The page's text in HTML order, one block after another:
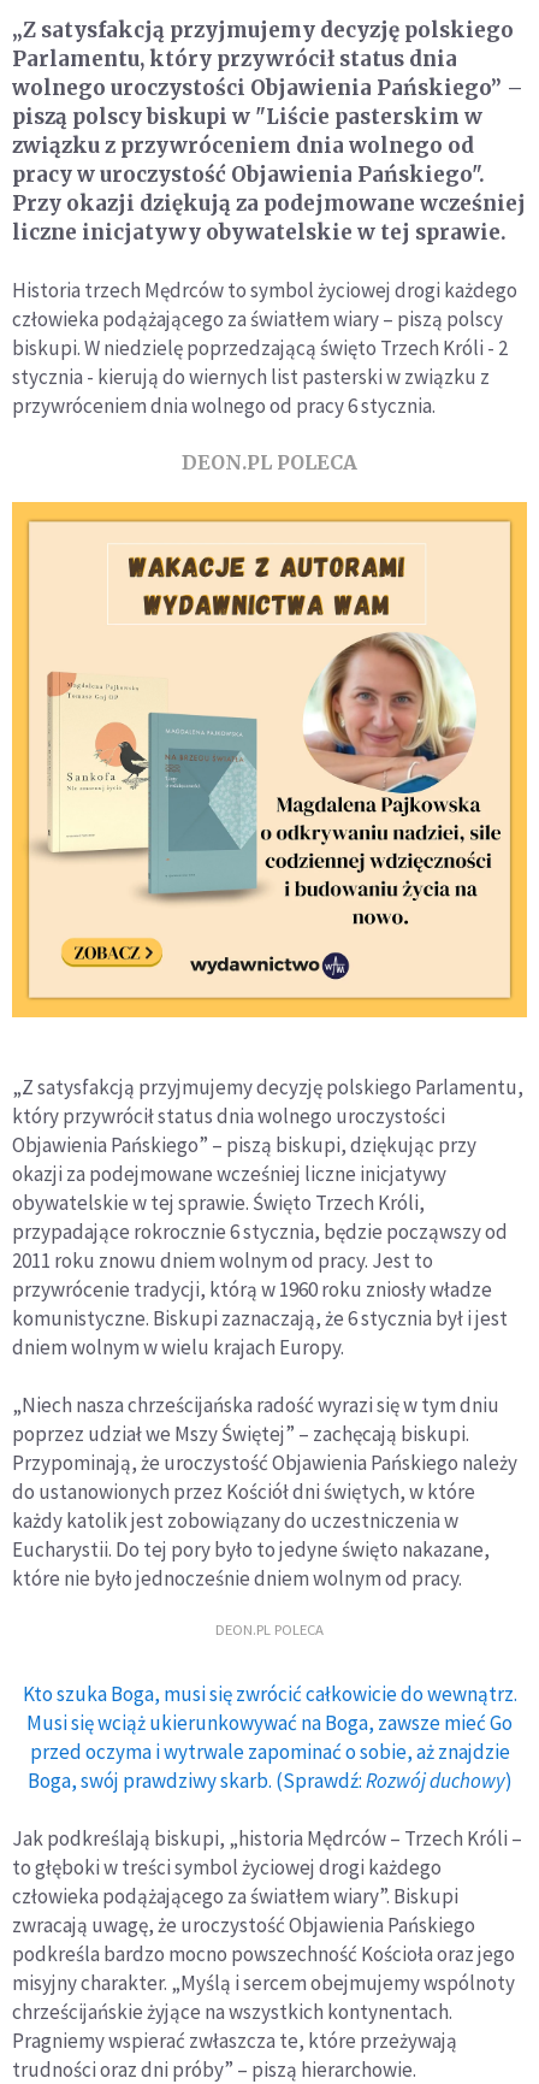
„Z satysfakcją przyjmujemy decyzję polskiego
Parlamentu, który przywrócił status dnia
wolnego uroczystości Objawienia Pańskiego” –
piszą polscy biskupi w "Liście pasterskim w
związku z przywróceniem dnia wolnego od
pracy w uroczystość Objawienia Pańskiego".
Przy okazji dziękują za podejmowane wcześniej
liczne inicjatywy obywatelskie w tej sprawie.
Historia trzech Mędrców to symbol życiowej drogi każdego
człowieka podążającego za światłem wiary – piszą polscy
biskupi. W niedzielę poprzedzającą święto Trzech Króli - 2
stycznia - kierują do wiernych list pasterski w związku z
przywróceniem dnia wolnego od pracy 6 stycznia.
DEON.PL POLECA
„Z satysfakcją przyjmujemy decyzję polskiego Parlamentu,
który przywrócił status dnia wolnego uroczystości
Objawienia Pańskiego” – piszą biskupi, dziękując przy
okazji za podejmowane wcześniej liczne inicjatywy
obywatelskie w tej sprawie. Święto Trzech Króli,
przypadające rokrocznie 6 stycznia, będzie począwszy od
2011 roku znowu dniem wolnym od pracy. Jest to
przywrócenie tradycji, którą w 1960 roku zniosły władze
komunistyczne. Biskupi zaznaczają, że 6 stycznia był i jest
dniem wolnym w wielu krajach Europy.
„Niech nasza chrześcijańska radość wyrazi się w tym dniu
poprzez udział we Mszy Świętej” – zachęcają biskupi.
Przypominają, że uroczystość Objawienia Pańskiego należy
do ustanowionych przez Kościół dni świętych, w które
każdy katolik jest zobowiązany do uczestniczenia w
Eucharystii. Do tej pory było to jedyne święto nakazane,
które nie było jednocześnie dniem wolnym od pracy.
DEON.PL POLECA
Kto szuka Boga, musi się zwrócić całkowicie do wewnątrz.
Musi się wciąż ukierunkowywać na Boga, zawsze mieć Go
przed oczyma i wytrwale zapominać o sobie, aż znajdzie
Boga, swój prawdziwy skarb. (Sprawdź:Rozwój duchowy)
Jak podkreślają biskupi, „historia Mędrców – Trzech Króli –
to głęboki w treści symbol życiowej drogi każdego
człowieka podążającego za światłem wiary”. Biskupi
zwracają uwagę, że uroczystość Objawienia Pańskiego
podkreśla bardzo mocno powszechność Kościoła oraz jego
misyjny charakter. „Myślą i sercem obejmujemy wspólnoty
chrześcijańskie żyjące na wszystkich kontynentach.
Pragniemy wspierać zwłaszcza te, które przeżywają
trudności oraz dni próby” – piszą hierarchowie.